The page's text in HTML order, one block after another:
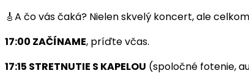
🎸A čo vás čaká? Nielen skvelý koncert, ale
17:00 ZAČÍNAME, príďte včas.
17:15 STRETNUTIE S KAPELOU (spoločné fotenie,